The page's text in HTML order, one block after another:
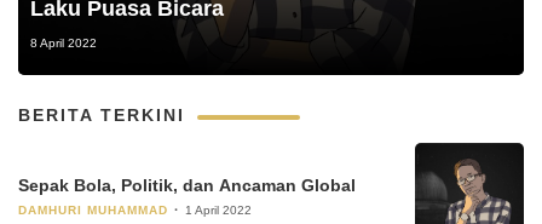
Laku Puasa Bicara
8 April 2022
BERITA TERKINI
Sepak Bola, Politik, dan Ancaman Global
DAMHURI MUHAMMAD 1 April 2022